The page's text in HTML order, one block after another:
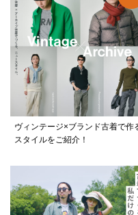
ヴィンテージ×ブランド古着で作
スタイルをご紹介！